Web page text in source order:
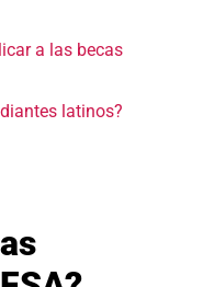
a las becas
latinos?